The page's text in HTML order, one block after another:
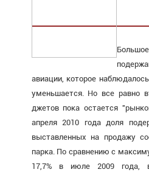
авиации, которое
уменьшается. Но все равно
джетов пока остается
апреля 2010 года доля
выставленных на продажу
парка. По сравнению с
17,7% в июле 2009 года,